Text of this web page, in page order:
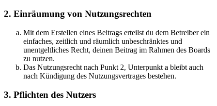
2. Einräumung von Nutzungsrechten
Mit dem Erstellen eines Beitrags erteilst du dem Betreiber ein
einfaches, zeitlich und räumlich unbeschränktes und
unentgeltliches Recht, deinen Beitrag im Rahmen des Boards
zu nutzen.
Das Nutzungsrecht nach Punkt 2, Unterpunkt a bleibt auch
nach Kündigung des Nutzungsvertrages bestehen.
3. Pflichten des Nutzers